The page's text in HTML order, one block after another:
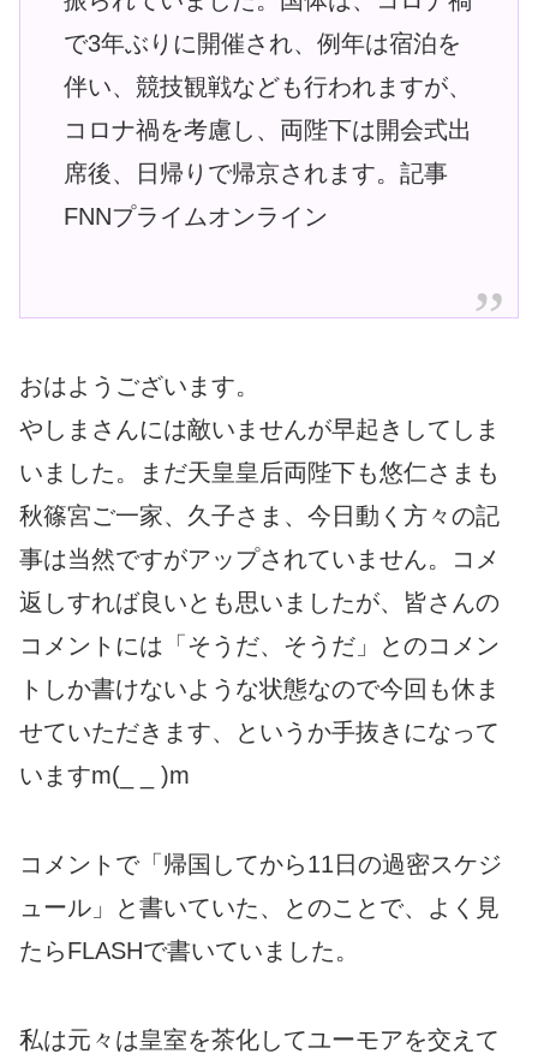
で3年ぶりに開催され、例年は宿泊を
伴い、競技観戦なども行われますが、
コロナ禍を考慮し、両陛下は開会式出
席後、日帰りで帰京されます。記事
FNNプライムオンライン
おはようございます。
やしまさんには敵いませんが早起きしてしま
いました。まだ天皇皇后両陛下も悠仁さまも
秋篠宮ご一家、久子さま、今日動く方々の記
事は当然ですがアップされていません。コメ
返しすれば良いとも思いましたが、皆さんの
コメントには「そうだ、そうだ」とのコメン
トしか書けないような状態なので今回も休ま
せていただきます、というか手抜きになって
いますm(_ _ )m
コメントで「帰国してから11日の過密スケジ
ュール」と書いていた、とのことで、よく見
たらFLASHで書いていました。
私は元々は皇室を茶化してユーモアを交えて